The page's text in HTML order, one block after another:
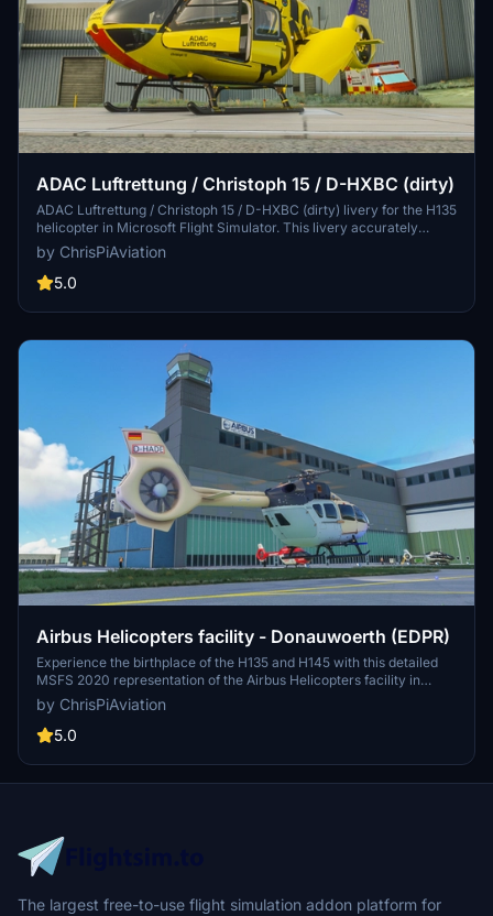
ADAC Luftrettung / Christoph 15 / D-HXBC (dirty)
ADAC Luftrettung / Christoph 15 / D-HXBC (dirty) livery for the H135
helicopter in Microsoft Flight Simulator. This livery accurately
represents the real-life aircraft based in Straubing, featuring dirty
stabilizers/tailboom to reflect its usage. Improved textures
compared to previous versions, with the correct yellow color
cockpit textures with newer H135_build versions. Simply unzip and
by ChrisPiAviation
5.0
Airbus Helicopters facility - Donauwoerth (EDPR)
Experience the birthplace of the H135 and H145 with this detailed
MSFS 2020 representation of the Airbus Helicopters facility in
Donauwörth, Germany. Complete with working tower frequency,
detailed lighting, and multiple spawn points, immerse yourself in this
ambitious scenery project. Additional downloads required for full
and helicopter liveries.
by ChrisPiAviation
5.0
The largest free-to-use flight simulation addon platform for